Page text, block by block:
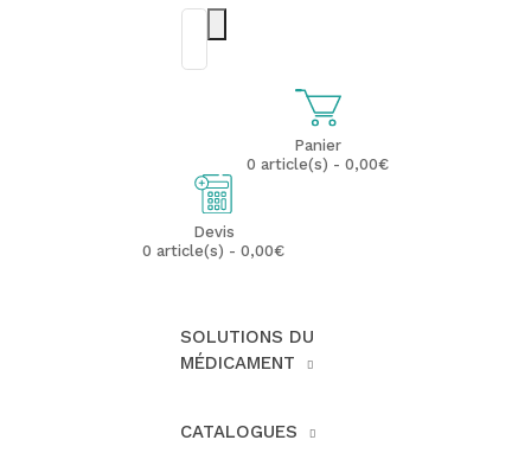
Panier
0 article(s) - 0,00€
Devis
0 article(s) - 0,00€
SOLUTIONS DU
MÉDICAMENT
CATALOGUES